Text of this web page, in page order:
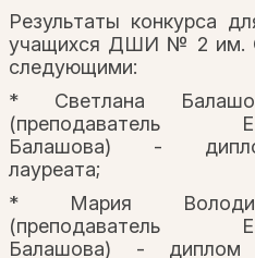
Результаты конкурса
учащихся ДШИ № 2 им.
следующими:
* Светлана
(преподаватель
Балашова) -
лауреата;
* Мария
(преподаватель
Балашова) -